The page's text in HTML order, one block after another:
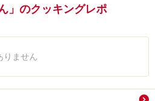
」のクッキングレポ
りません